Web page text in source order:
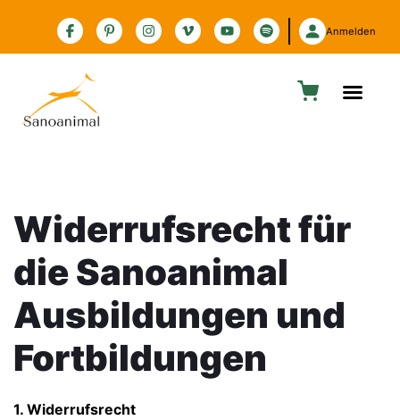
Zur Barrierefreiheitserklärung
Anmelden
Widerrufsrecht für
die Sanoanimal
Ausbildungen und
Fortbildungen
1. Widerrufsrecht